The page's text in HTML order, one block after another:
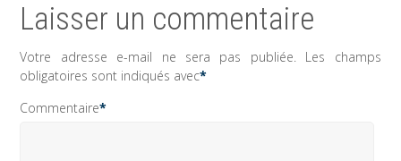
Laisser un commentaire
Votre adresse e-mail ne sera pas publiée. Les champs
obligatoires sont indiqués avec*
Commentaire*